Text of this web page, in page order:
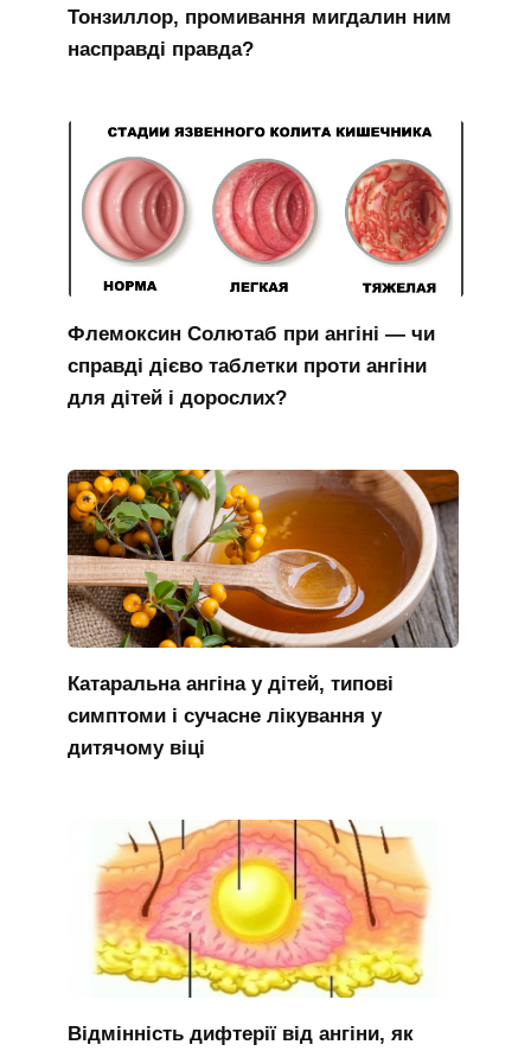
Тонзиллор, промивання мигдалин ним
насправді правда?
Флемоксин Солютаб при ангіні — чи
справді дієво таблетки проти ангіни
для дітей і дорослих?
Катаральна ангіна у дітей, типові
симптоми і сучасне лікування у
дитячому віці
Відмінність дифтерії від ангіни, як